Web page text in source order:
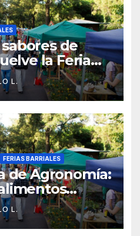
de
la Feria
con entrada
L.
FERIAS BARRIALES
de Agronomía:
para
L.